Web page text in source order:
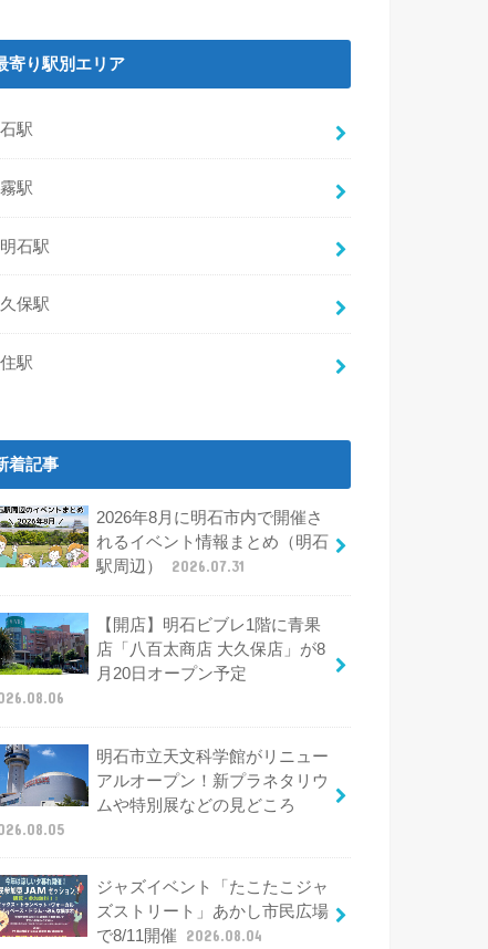
寄り駅別エリア
駅
駅
石駅
保駅
駅
着記事
2026年8月に明石市内で開催さ
れるイベント情報まとめ（明石
駅周辺）
2026.07.31
【開店】明石ビブレ1階に青果
店「八百太商店 大久保店」が8
月20日オープン予定
明石市立天文科学館がリニュー
アルオープン！新プラネタリウ
ムや特別展などの見どころ
ジャズイベント「たこたこジャ
ズストリート」あかし市民広場
で8/11開催
2026.08.04